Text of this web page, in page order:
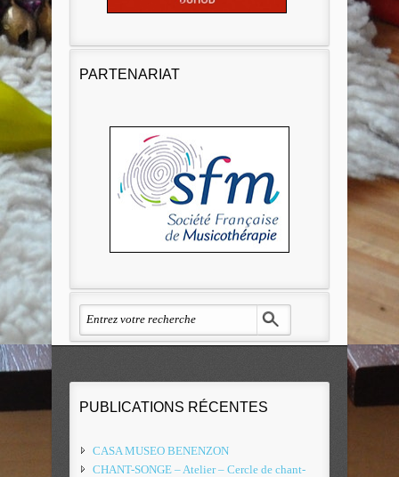
PARTENARIAT
PUBLICATIONS RÉCENTES
CASA MUSEO BENENZON
CHANT-SONGE – Atelier – Cercle de chant-